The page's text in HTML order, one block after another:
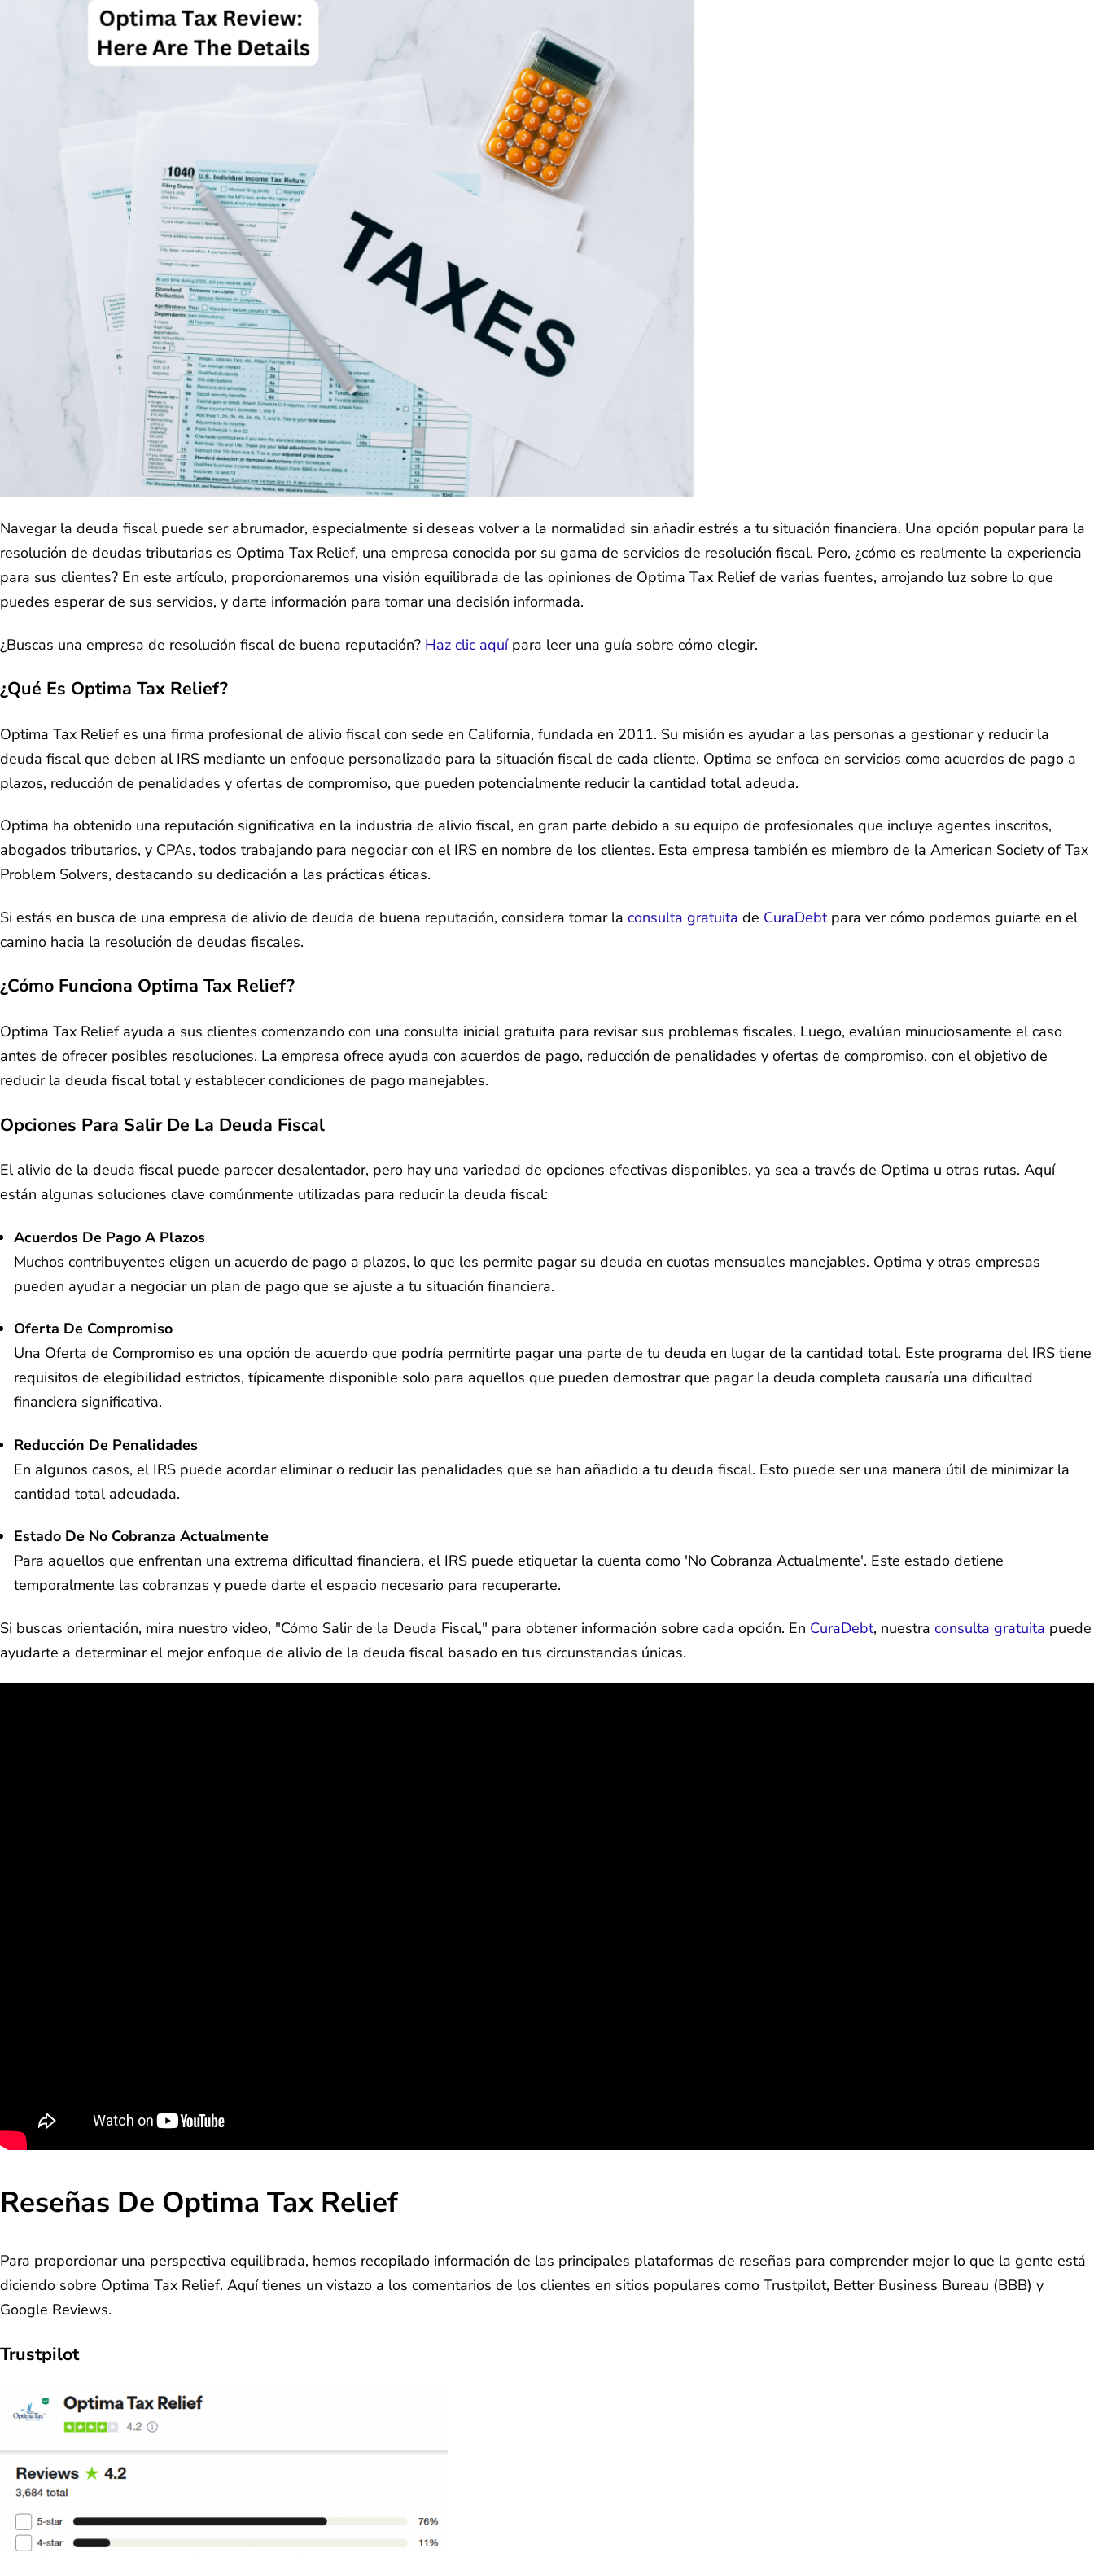
Navegar la deuda fiscal puede ser abrumador, especialmente si deseas volver a la normalidad sin añadir estrés a tu situación financiera. Una opción popular para la
resolución de deudas tributarias es Optima Tax Relief, una empresa conocida por su gama de servicios de resolución fiscal. Pero, ¿cómo es realmente la experiencia
para sus clientes? En este artículo, proporcionaremos una visión equilibrada de las opiniones de Optima Tax Relief de varias fuentes, arrojando luz sobre lo que
puedes esperar de sus servicios, y darte información para tomar una decisión informada.
¿Buscas una empresa de resolución fiscal de buena reputación? Haz clic aquípara leer una guía sobre cómo elegir.
¿Qué Es Optima Tax Relief?
Optima Tax Relief es una firma profesional de alivio fiscal con sede en California, fundada en 2011. Su misión es ayudar a las personas a gestionar y reducir la
deuda fiscal que deben al IRS mediante un enfoque personalizado para la situación fiscal de cada cliente. Optima se enfoca en servicios como acuerdos de pago a
plazos, reducción de penalidades y ofertas de compromiso, que pueden potencialmente reducir la cantidad total adeuda.
Optima ha obtenido una reputación significativa en la industria de alivio fiscal, en gran parte debido a su equipo de profesionales que incluye agentes inscritos,
abogados tributarios, y CPAs, todos trabajando para negociar con el IRS en nombre de los clientes. Esta empresa también es miembro de la American Society of Tax
Problem Solvers, destacando su dedicación a las prácticas éticas.
Si estás en busca de una empresa de alivio de deuda de buena reputación, considera tomar la consulta gratuita de CuraDebtpara ver cómo podemos guiarte en el
camino hacia la resolución de deudas fiscales.
¿Cómo Funciona Optima Tax Relief?
Optima Tax Relief ayuda a sus clientes comenzando con una consulta inicial gratuita para revisar sus problemas fiscales. Luego, evalúan minuciosamente el caso
antes de ofrecer posibles resoluciones. La empresa ofrece ayuda con acuerdos de pago, reducción de penalidades y ofertas de compromiso, con el objetivo de
reducir la deuda fiscal total y establecer condiciones de pago manejables.
Opciones Para Salir De La Deuda Fiscal
El alivio de la deuda fiscal puede parecer desalentador, pero hay una variedad de opciones efectivas disponibles, ya sea a través de Optima u otras rutas. Aquí
están algunas soluciones clave comúnmente utilizadas para reducir la deuda fiscal:
Acuerdos De Pago A Plazos
Muchos contribuyentes eligen un acuerdo de pago a plazos, lo que les permite pagar su deuda en cuotas mensuales manejables. Optima y otras empresas
pueden ayudar a negociar un plan de pago que se ajuste a tu situación financiera.
Oferta De Compromiso
Una Oferta de Compromiso es una opción de acuerdo que podría permitirte pagar una parte de tu deuda en lugar de la cantidad total. Este programa del IRS tiene
requisitos de elegibilidad estrictos, típicamente disponible solo para aquellos que pueden demostrar que pagar la deuda completa causaría una dificultad
financiera significativa.
Reducción De Penalidades
En algunos casos, el IRS puede acordar eliminar o reducir las penalidades que se han añadido a tu deuda fiscal. Esto puede ser una manera útil de minimizar la
cantidad total adeudada.
Estado De No Cobranza Actualmente
Para aquellos que enfrentan una extrema dificultad financiera, el IRS puede etiquetar la cuenta como 'No Cobranza Actualmente'. Este estado detiene
temporalmente las cobranzas y puede darte el espacio necesario para recuperarte.
Si buscas orientación, mira nuestro video, "Cómo Salir de la Deuda Fiscal," para obtener información sobre cada opción. En CuraDebt, nuestra consulta gratuita puede
ayudarte a determinar el mejor enfoque de alivio de la deuda fiscal basado en tus circunstancias únicas.
Reseñas De Optima Tax Relief
Para proporcionar una perspectiva equilibrada, hemos recopilado información de las principales plataformas de reseñas para comprender mejor lo que la gente está
diciendo sobre Optima Tax Relief. Aquí tienes un vistazo a los comentarios de los clientes en sitios populares como Trustpilot, Better Business Bureau (BBB) y
Google Reviews.
Trustpilot